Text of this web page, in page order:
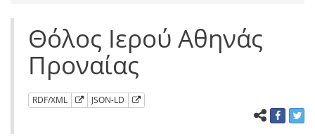
Θόλος Ιερού Αθηνάς
Προναίας
RDF/XML JSON-LD